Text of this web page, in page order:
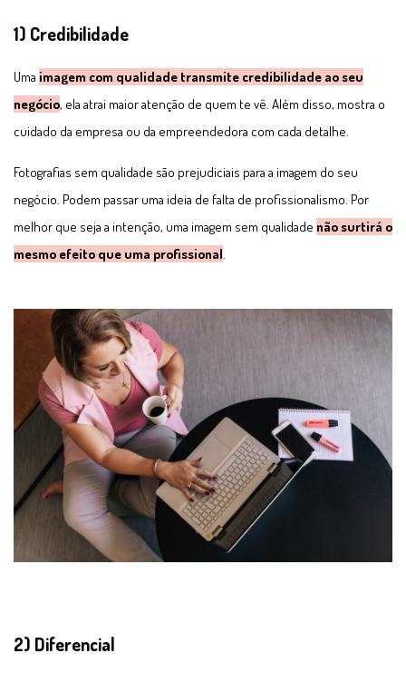
1) Credibilidade
Uma imagem com qualidade transmite credibilidade ao seu
negócio, ela atrai maior atenção de quem te vê. Além disso, mostra o
cuidado da empresa ou da empreendedora com cada detalhe.
Fotografias sem qualidade são prejudiciais para a imagem do seu
negócio. Podem passar uma ideia de falta de profissionalismo. Por
melhor que seja a intenção, uma imagem sem qualidade não surtirá o
mesmo efeito que uma profissional.
2) Diferencial